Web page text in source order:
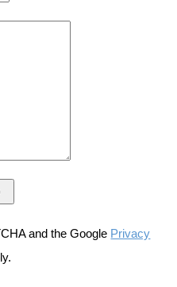
and the Google Privacy